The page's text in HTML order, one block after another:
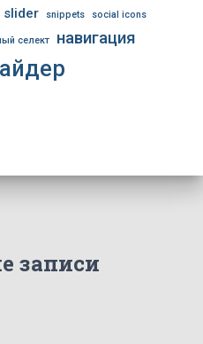
slider snippets social icons
селект навигация
записи